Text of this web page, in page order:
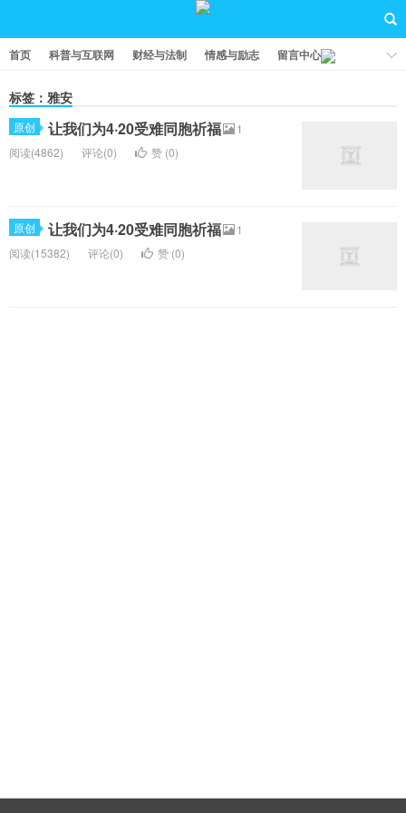
首页 科普与互联网 财经与法制 情感与励志 留言中心
标签：雅安
原创 让我们为4·20受难同胞祈福
1
阅读(4862)
评论(0) 赞 (0)
原创 让我们为4·20受难同胞祈福
1
阅读(15382)
评论(0) 赞 (0)